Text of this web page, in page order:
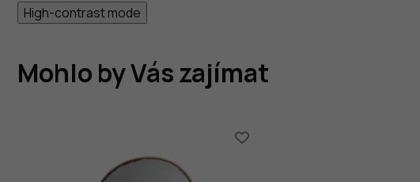
High-contrast mode
Mohlo by Vás zajímat